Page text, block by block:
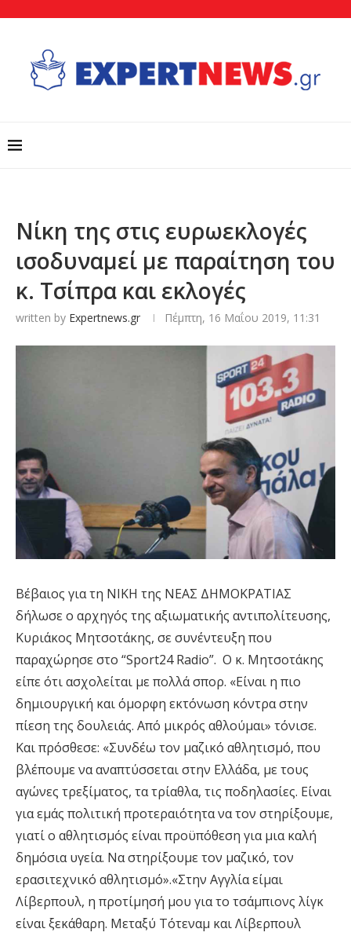
Νίκη της στις ευρωεκλογές
ισοδυναμεί με παραίτηση του
κ. Τσίπρα και εκλογές
written by Expertnews.gr Πέμπτη, 16 Μαΐου 2019, 11:31
Βέβαιος για τη ΝΙΚΗ της ΝΕΑΣ ΔΗΜΟΚΡΑΤΙΑΣ
δήλωσε ο αρχηγός της αξιωματικής αντιπολίτευσης,
Κυριάκος Μητσοτάκης, σε συνέντευξη που
παραχώρησε στο “Sport24 Radio”. Ο κ. Μητσοτάκης
είπε ότι ασχολείται με πολλά σπορ. «Είναι η πιο
δημιουργική και όμορφη εκτόνωση κόντρα στην
πίεση της δουλειάς. Από μικρός αθλούμαι» τόνισε.
Και πρόσθεσε: «Συνδέω τον μαζικό αθλητισμό, που
βλέπουμε να αναπτύσσεται στην Ελλάδα, με τους
αγώνες τρεξίματος, τα τρίαθλα, τις ποδηλασίες. Είναι
για εμάς πολιτική προτεραιότητα να τον στηρίξουμε,
γιατί ο αθλητισμός είναι προϋπόθεση για μια καλή
δημόσια υγεία. Να στηρίξουμε τον μαζικό, τον
ερασιτεχνικό αθλητισμό».«Στην Αγγλία είμαι
Λίβερπουλ, η προτίμησή μου για το τσάμπιονς λίγκ
είναι ξεκάθαρη. Μεταξύ Τότεναμ και Λίβερπουλ